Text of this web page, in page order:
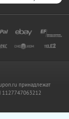
принадлежат
1127747063212